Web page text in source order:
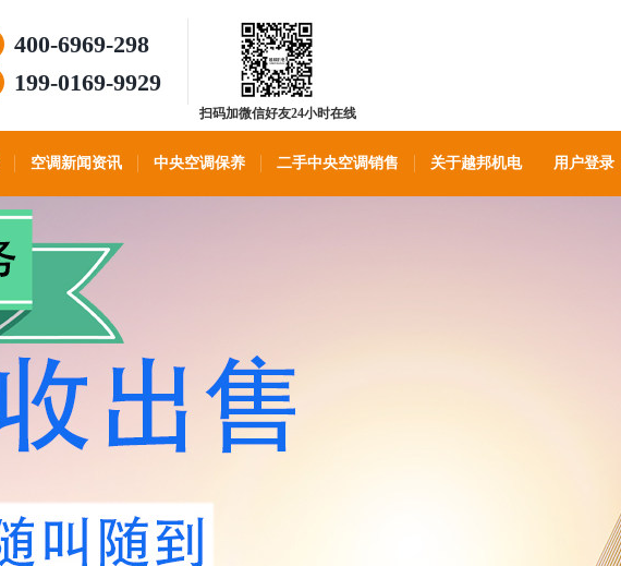
400-6969-298
199-0169-9929
扫码加微信好友24小时在线
空调新闻资讯 中央空调保养 二手中央空调销售 关于越邦机电 用户登录